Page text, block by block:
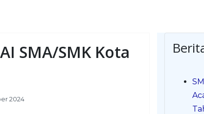
SMA/SMK Kota
2024